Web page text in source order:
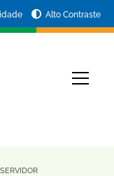
Alto Contraste